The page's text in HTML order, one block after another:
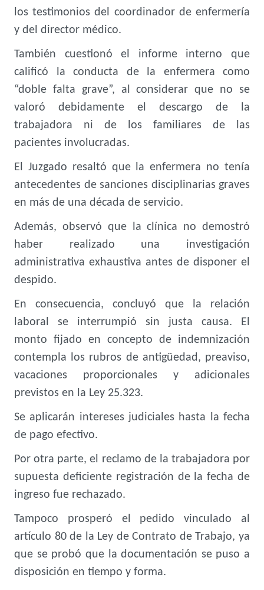
los testimonios del coordinador de enfermería
y del director médico.
También cuestionó el informe interno que
calificó la conducta de la enfermera como
“doble falta grave”, al considerar que no se
valoró debidamente el descargo de la
trabajadora ni de los familiares de las
pacientes involucradas.
El Juzgado resaltó que la enfermera no tenía
antecedentes de sanciones disciplinarias graves
en más de una década de servicio.
Además, observó que la clínica no demostró
haber realizado una investigación
administrativa exhaustiva antes de disponer el
despido.
En consecuencia, concluyó que la relación
laboral se interrumpió sin justa causa. El
monto fijado en concepto de indemnización
contempla los rubros de antigüedad, preaviso,
vacaciones proporcionales y adicionales
previstos en la Ley 25.323.
Se aplicarán intereses judiciales hasta la fecha
de pago efectivo.
Por otra parte, el reclamo de la trabajadora por
supuesta deficiente registración de la fecha de
ingreso fue rechazado.
Tampoco prosperó el pedido vinculado al
artículo 80 de la Ley de Contrato de Trabajo, ya
que se probó que la documentación se puso a
disposición en tiempo y forma.